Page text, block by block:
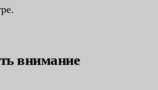
внимание